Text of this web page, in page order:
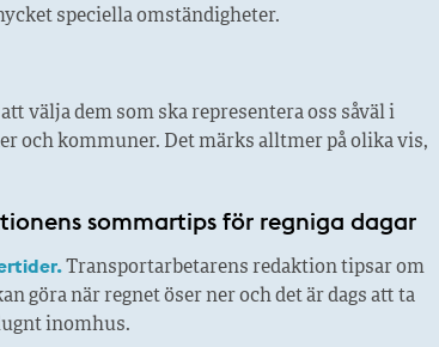
speciella omständigheter.
välja dem som ska representera oss såväl i
och kommuner. Det märks alltmer på olika vis,
sommar­tips för regniga dagar
Transportarbetarens redaktion tipsar om
göra när regnet öser ner och det är dags att ta
inomhus.